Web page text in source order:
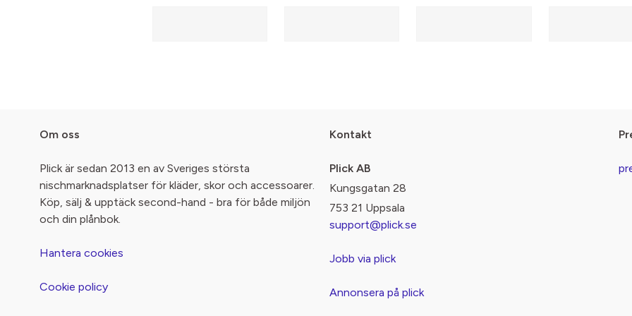
Om oss
Plick är sedan 2013 en av Sveriges största
nischmarknadsplatser för kläder, skor och accessoarer.
Köp, sälj & upptäck second-hand - bra för både miljön
och din plånbok.
Hantera cookies
Cookie policy
Kontakt
Plick AB
Kungsgatan 28
753 21 Uppsala
support@plick.se
Jobb via plick
Annonsera på plick